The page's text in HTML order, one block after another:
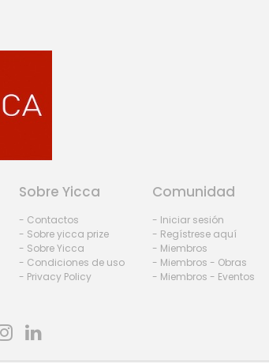
Sobre Yicca
- Contactos
- Sobre yicca prize
- Sobre Yicca
- Condiciones de uso
- Privacy Policy
Comunidad
- Iniciar sesión
- Regístrese aquí
- Miembros
- Miembros - Obras
- Miembros - Eventos